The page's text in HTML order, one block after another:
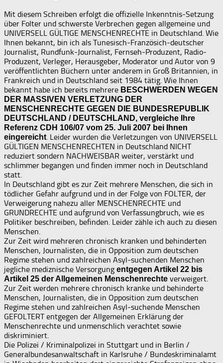
Mit diesem Schreiben erfolgt die offizielle Inkenntnis-Setzung
über Folter und schwerste Verbrechen gegen allgemeine und
UNIVERSELL GÜLTIGE MENSCHENRECHTE in Deutschland. Wie
Ihnen bekannt, bin ich als Tunesisch-Französich-deutscher
Journalist, Rundfunk-Journalist, Fernseh-Produzent, Radio-
Produzent, Verleger, Herausgeber, Moderator und Autor von 9
veröffentlichten Büchern unter anderem in Groß Britannien, in
Frankreich und in Deutschland seit 1984 tätig. Wie Ihnen
bekannt habe ich bereits mehrere BESCHWERDEN WEGEN
DER MASSIVEN VERLETZUNG DER
MENSCHENRECHTE GEGEN DIE BUNDESREPUBLIK
DEUTSCHLAND / DEUTSCHLAND, vergleiche Ihre
Referenz CDH 106/07 vom 25. Juli 2007 bei Ihnen
eingereicht. Leider wurden die Verletzungen von UNIVERSELL
GÜLTIGEN MENSCHENRECHTEN in Deutschland NICHT
reduziert sondern NACHWEISBAR weiter, verstärkt und
schlimmer begangen und finden immer noch in Deutschland
statt.
In Deutschland gibt es zur Zeit mehrere Menschen, die sich in
tödlicher Gefahr aufgrund und in der Folge von FOLTER, der
Verweigerung nahezu aller MENSCHENRECHTE und
GRUNDRECHTE und aufgrund von Verfassungbruch, wie es
Politiker beschreiben, befinden. Leider zähle ich auch zu diesen
Menschen.
Zur Zeit wird mehreren chronisch kranken und behinderten
Menschen, Journalisten, die in Opposition zum deutschen
Regime stehen und zahlreichen Asyl-suchenden Menschen
jegliche mediznische Versorgung entgegen Artikel 22 bis
Artikel 25 der Allgemeinen Menschenrechte verweigert.
Zur Zeit werden mehrere chronisch kranke und behinderte
Menschen, Journalisten, die in Opposition zum deutschen
Regime stehen und zahlreichen Asyl-suchende Menschen
GEFOLTERT entgegen der Allgemeinen Erklärung der
Menschenrechte und unmenschlich verachtet sowie
diskriminiert.
Die Polizei / Kriminalpolizei in Stuttgart und in Berlin /
Generalbundesanwaltschaft in Karlsruhe / Bundeskriminalamt